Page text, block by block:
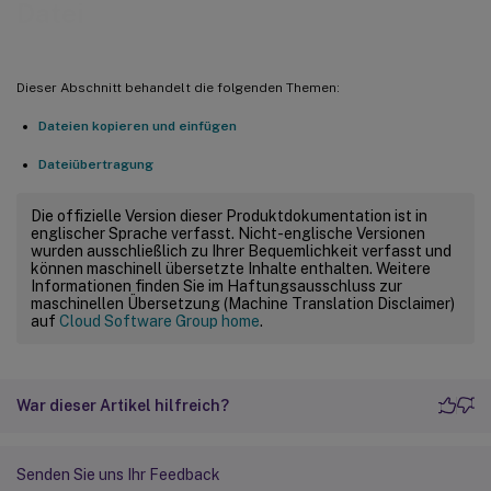
Dieser Abschnitt behandelt die folgenden Themen:
Dateien kopieren und einfügen
Dateiübertragung
Die offizielle Version dieser Produktdokumentation ist in
englischer Sprache verfasst. Nicht-englische Versionen
wurden ausschließlich zu Ihrer Bequemlichkeit verfasst und
können maschinell übersetzte Inhalte enthalten. Weitere
Informationen finden Sie im Haftungsausschluss zur
maschinellen Übersetzung (Machine Translation Disclaimer)
auf Cloud Software Group home.
War dieser Artikel hilfreich?
Senden Sie uns Ihr Feedback